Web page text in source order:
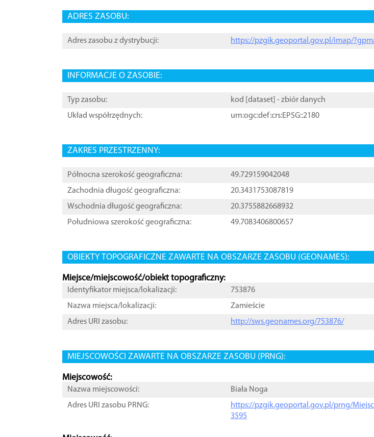
ADRES ZASOBU:
Adres zasobu z dystrybucji: https://pzgik.geoportal.gov.pl/imap/
INFORMACJE O ZASOBIE:
Typ zasobu: kod [ dataset ] - zbiór danych
Układ współrzędnych:
urn:ogc:def:crs:EPSG::2180
ZAKRES PRZESTRZENNY:
Północna szerokość geograficzna:
49.729159042048
Zachodnia długość geograficzna:
20.3431753087819
Wschodnia długość geograficzna:
20.3755882668932
Południowa szerokość geograficzna:
49.7083406800657
OBIEKTY TOPOGRAFICZNE ZAWARTE NA OBSZARZE ZASOBU (GEONAMES):
Miejsce/miejscowość/obiekt topograficzny:
Identyfikator miejsca/lokalizacji:
753876
Nazwa miejsca/lokalizacji:
Zamieście
Adres URI zasobu:
http://sws.geonames.org/753876/
MIEJSCOWOŚCI ZAWARTE NA OBSZARZE ZASOBU (PRNG):
Miejscowość:
Nazwa miejscowości:
Biała Noga
Adres URI zasobu PRNG:
https://pzgik.geoportal.gov.pl/prng/
3595